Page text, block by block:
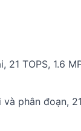
21 TOPS, 1.6
phân đoạn, 21